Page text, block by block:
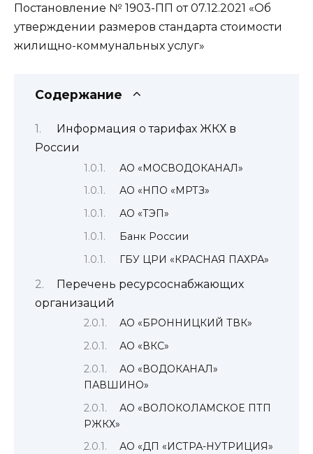
Постановление № 1903-ПП от 07.12.2021 «Об
утверждении размеров стандарта стоимости
жилищно-коммунальных услуг»
Содержание
Информация о тарифах ЖКХ в
России
АО «МОСВОДОКАНАЛ»
АО «НПО «МРТЗ»
АО «ТЭП»
Банк России
ГБУ ЦРИ «КРАСНАЯ ПАХРА»
Перечень ресурсоснабжающих
организаций
АО «БРОННИЦКИЙ ТВК»
АО «ВКС»
АО «ВОДОКАНАЛ»
ПАВШИНО»
АО «ВОЛОКОЛАМСКОЕ ПТП
РЖКХ»
АО «ДП «ИСТРА-НУТРИЦИЯ»